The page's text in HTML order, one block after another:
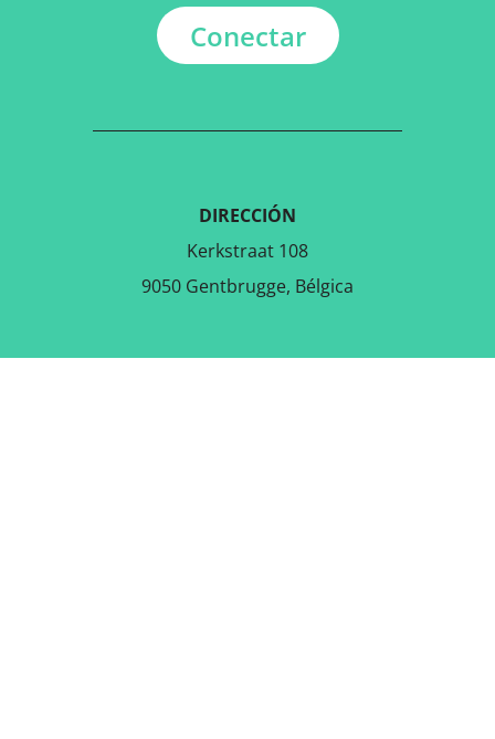
Conectar
DIRECCIÓN
Kerkstraat 108
9050 Gentbrugge, Bélgica